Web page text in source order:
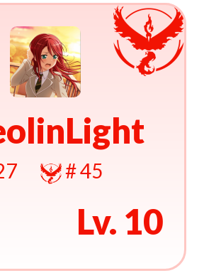
# 45
Lv. 10